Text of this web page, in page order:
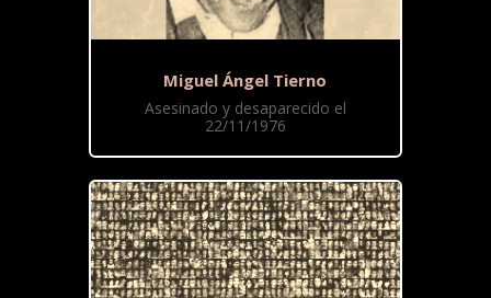
Miguel Ángel Tierno
Asesinado y desaparecido el
22/11/1976